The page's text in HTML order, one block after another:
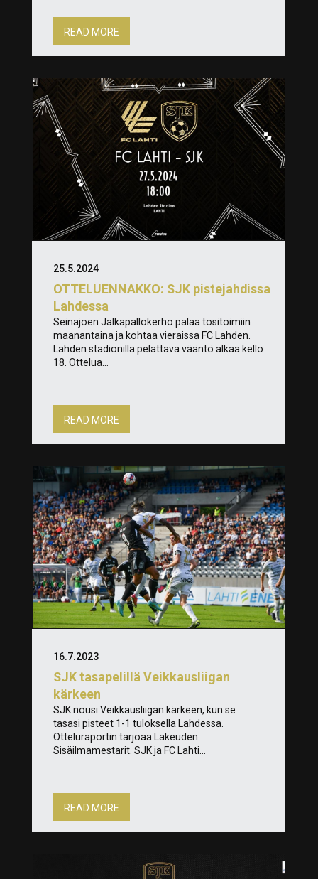
READ MORE
OTTELUENNAKKO: SJK pistejahdissa
Lahdessa
25.5.2024
Seinäjoen Jalkapallokerho palaa tositoimiin
maanantaina ja kohtaa vieraissa FC Lahden.
Lahden stadionilla pelattava vääntö alkaa kello
18. Ottelua...
READ MORE
SJK tasapelillä Veikkausliigan
kärkeen
16.7.2023
SJK nousi Veikkausliigan kärkeen, kun se
tasasi pisteet 1-1 tuloksella Lahdessa.
Otteluraportin tarjoaa Lakeuden
Sisäilmamestarit. SJK ja FC Lahti...
READ MORE